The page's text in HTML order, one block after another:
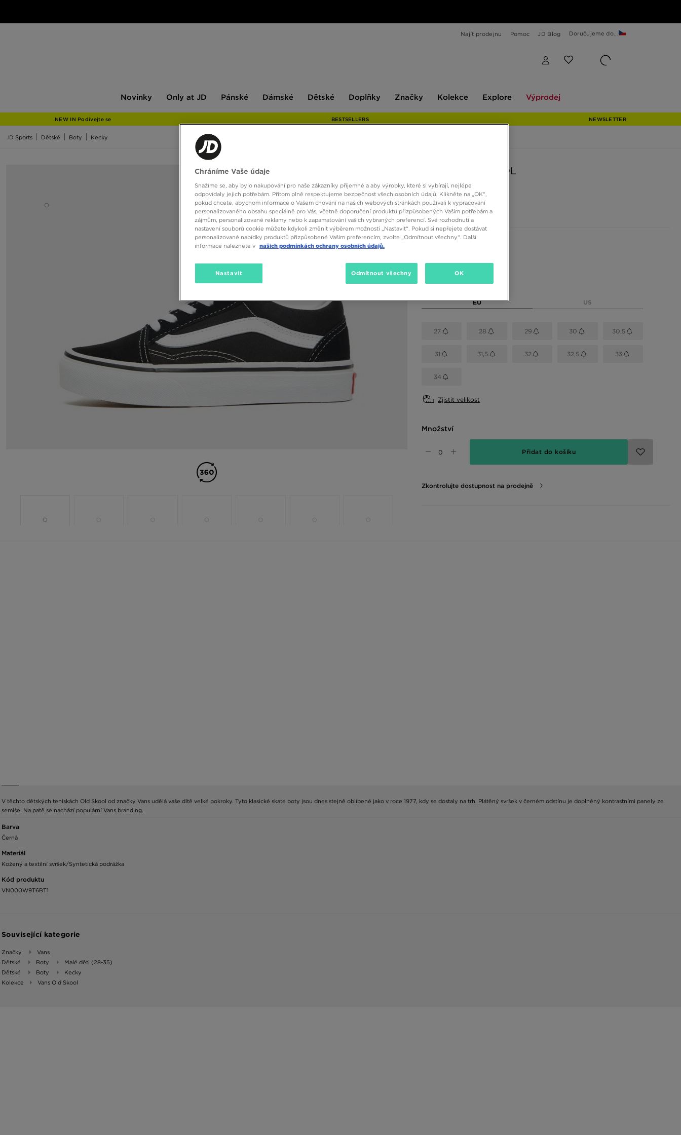
Najít prodejnu Pomoc JD Blog Doručujeme do...
Novinky
JD
Only at JD Pánské Dámské Dětské Doplňky Značky Kolekce Explore Výprodej
NEW IN Podívejte se BESTSELLERS NEWSLETTER
JD Sports Dětské Boty Kecky
VANS OLD SKOOL
490 Kč
EU US
27 28 29 30 30,5
31 31,5 32 32,5 33
34
Zjistit velikost
Množství
Přidat do košíku
Zkontrolujte dostupnost na prodejně
V těchto dětských teniskách Old Skool od značky Vans udělá vaše dítě velké pokroky. Tyto klasické skate boty jsou dnes stejně oblíbené jako v roce 1977, kdy se dostaly na trh. Plátěný svršek v černém odstínu je doplněný kontrastními panely ze
semiše. Na patě se nachází populární Vans branding.
Barva
Černá
Materiál
Kožený a textilní svršek/Syntetická podrážka
Kód produktu
VN000W9T6BT1
Související kategorie
Značky
Vans
Dětské
Boty
Malé děti (28-35)
Dětské
Boty
Kecky
Kolekce
Vans Old Skool
Chráníme Vaše údaje
Snažíme se, aby bylo nakupování pro naše zákazníky příjemné a aby výrobky, které si vybírají, nejlépe
odpovídaly jejich potřebám. Přitom plně respektujeme bezpečnost všech osobních údajů. Klikněte na „OK“,
pokud chcete, abychom informace o Vašem chování na našich webových stránkách používali k vypracování
personalizovaného obsahu speciálně pro Vás, včetně doporučení produktů přizpůsobených Vašim potřebám a
zájmům, personalizované reklamy nebo k zapamatování vašich vybraných preferencí. Své rozhodnutí a
nastavení souborů cookie můžete kdykoli změnit výběrem možnosti „Nastavit“. Pokud si nepřejete dostávat
personalizované nabídky produktů přizpůsobené Vašim preferencím, zvolte „Odmítnout všechny“. Další
informace naleznete v našich podmínkách ochrany osobních údajů.
Nastavit Odmítnout všechny OK